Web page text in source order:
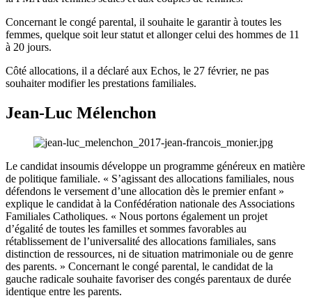
Concernant le congé parental, il souhaite le garantir à toutes les
femmes, quelque soit leur statut et allonger celui des hommes de 11
à 20 jours.
Côté allocations, il a déclaré aux Echos, le 27 février, ne pas
souhaiter modifier les prestations familiales.
Jean-Luc Mélenchon
Le candidat insoumis développe un programme généreux en matière
de politique familiale. « S’agissant des allocations familiales, nous
défendons le versement d’une allocation dès le premier enfant »
explique le candidat à la Confédération nationale des Associations
Familiales Catholiques. « Nous portons également un projet
d’égalité de toutes les familles et sommes favorables au
rétablissement de l’universalité des allocations familiales, sans
distinction de ressources, ni de situation matrimoniale ou de genre
des parents. » Concernant le congé parental, le candidat de la
gauche radicale souhaite favoriser des congés parentaux de durée
identique entre les parents.